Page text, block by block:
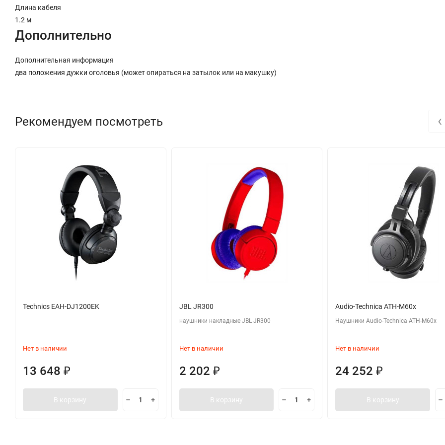
Длина кабеля
1.2 м
Дополнительно
Дополнительная информация
два положения дужки оголовья (может опираться на затылок или на макушку)
Рекомендуем посмотреть
Technics EAH-DJ1200EK
Нет в наличии
13 648 ₽
В корзину
JBL JR300
наушники накладные JBL JR300
Нет в наличии
2 202 ₽
В корзину
Audio-Technica ATH-M60x
Наушники Audio-Technica ATH-M60x
Нет в наличии
24 252₽
В корзину
‹